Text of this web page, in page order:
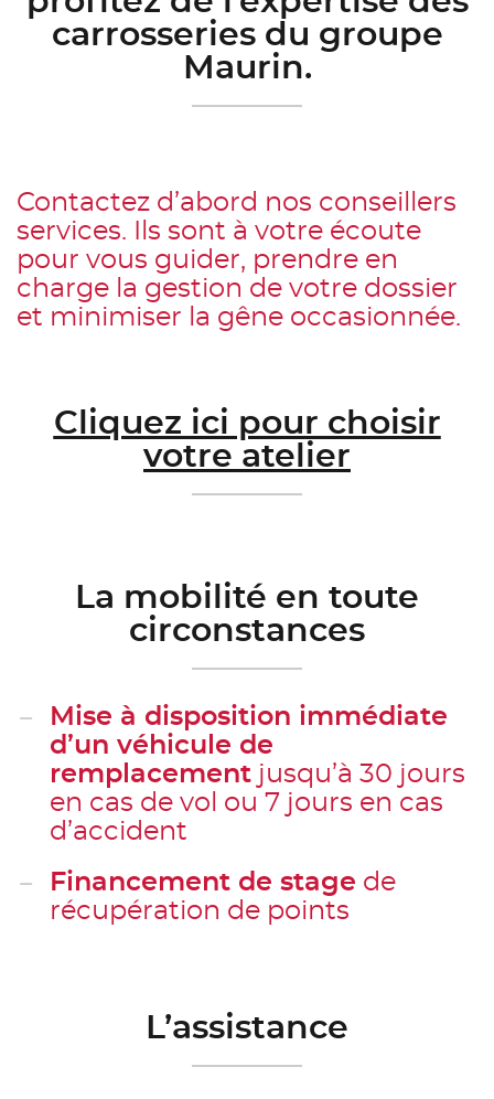
carrosseries du groupe
Maurin.
Contactez d’abord nos conseillers
services. Ils sont à votre écoute
pour vous guider, prendre en
charge la gestion de votre dossier
et minimiser la gêne occasionnée.
Cliquez ici pour choisir
votre atelier
La mobilité en toute
circonstances
Mise à disposition immédiate
d’un véhicule de
remplacement jusqu’à 30 jours
en cas de vol ou 7 jours en cas
d’accident
Financement de stage de
récupération de points
L’assistance